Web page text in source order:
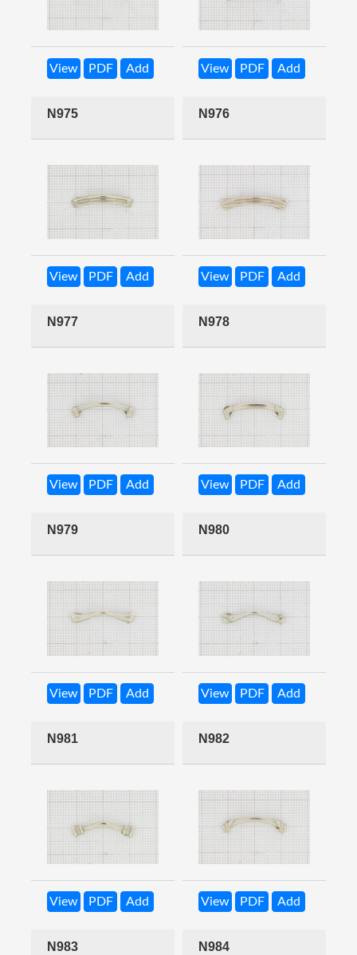
View PDF Add View PDF Add
N975
View PDF Add
N976
View PDF Add
N977
View PDF Add
N978
View PDF Add
N979
View PDF Add
N980
View PDF Add
N981
View PDF Add
N982
View PDF Add
N983 N984